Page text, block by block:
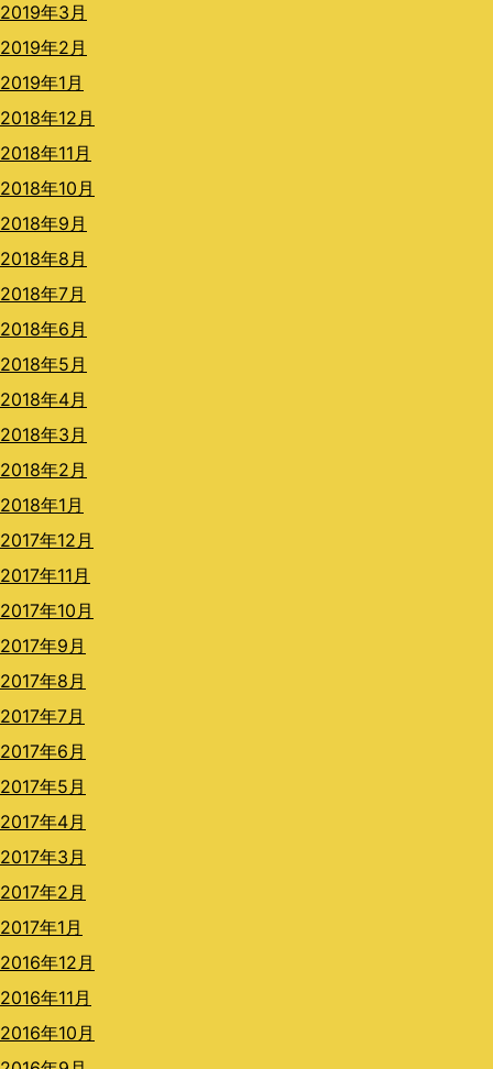
2019年3月
2019年2月
2019年1月
2018年12月
2018年11月
2018年10月
2018年9月
2018年8月
2018年7月
2018年6月
2018年5月
2018年4月
2018年3月
2018年2月
2018年1月
2017年12月
2017年11月
2017年10月
2017年9月
2017年8月
2017年7月
2017年6月
2017年5月
2017年4月
2017年3月
2017年2月
2017年1月
2016年12月
2016年11月
2016年10月